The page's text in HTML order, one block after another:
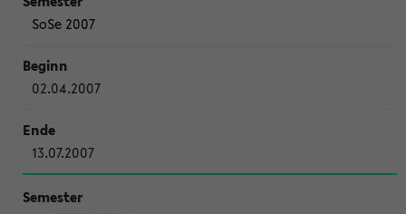
SoSe 2007
02.04.2007
13.07.2007